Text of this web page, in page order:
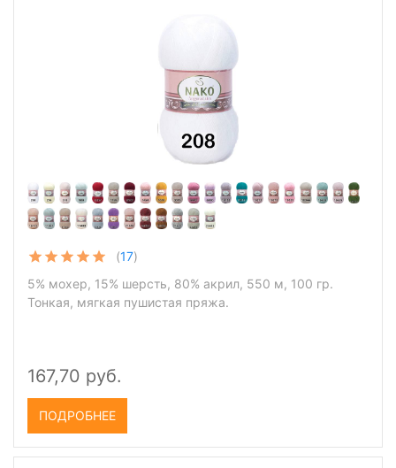
(17)
5% мохер, 15% шерсть, 80% акрил, 550 м, 100 гр.
Тонкая, мягкая пушистая пряжа.
167,70 руб.
ПОДРОБНЕЕ